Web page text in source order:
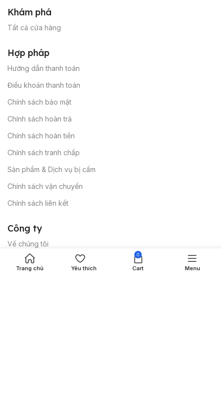
Khám phá
Tất cả cửa hàng
Hợp pháp
Hướng dẫn thanh toán
Điều khoản thanh toán
Chính sách bảo mật
Chính sách hoàn trả
Chính sách hoàn tiền
Chính sách tranh chấp
Sản phẩm & Dịch vụ bị cấm
Chính sách vận chuyển
Chính sách liên kết
Công ty
Về chúng tôi
Liên hệ chúng tôi
Trang chủ Yêu thích
0
Cart Menu